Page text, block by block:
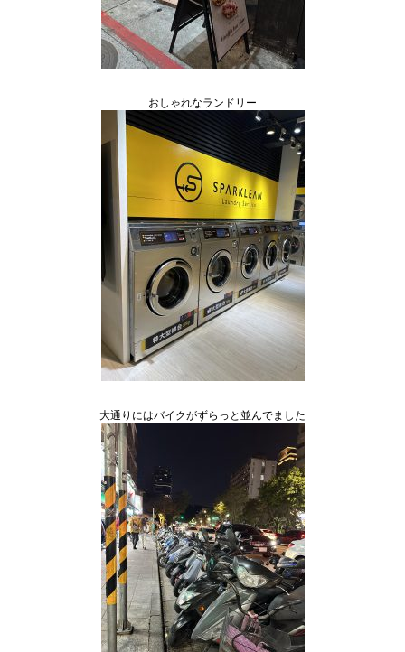
おしゃれなランドリー
大通りにはバイクがずらっと並んでました